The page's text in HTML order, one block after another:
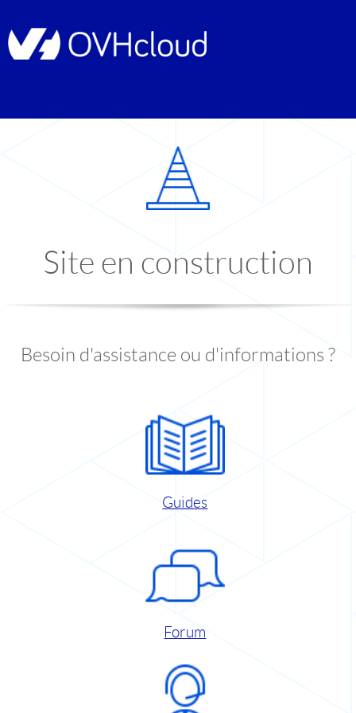
Site en construction
Besoin d'assistance ou d'informations ?
Guides
Forum